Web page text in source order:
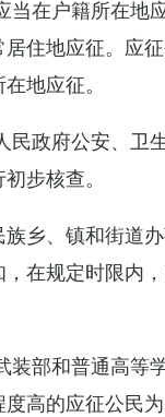
当在户籍所在地
住地应征。应
地应征。
民政府公安、卫
步核查。
乡、镇和街道
在规定时限内
装部和普通高等
高的应征公民